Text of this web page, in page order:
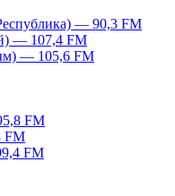
— 90,3 FM
— 107,4 FM
— 105,6 FM
FM
FM
FM